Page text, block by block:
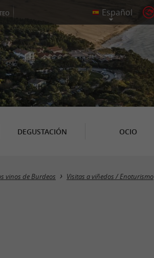
DEGUSTACIÓN OCIO
vinos de Burdeos Visitas a viñedos / Enoturismo